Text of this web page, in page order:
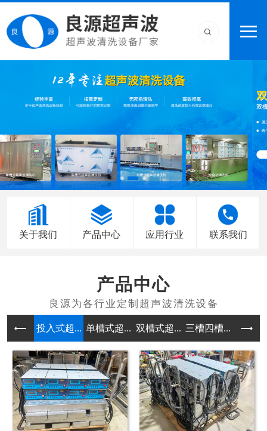
关于我们 产品中心 应用行业 联系我们
产品中心
投入式超... 单槽式超... 双槽式超... 三槽四槽... 多槽